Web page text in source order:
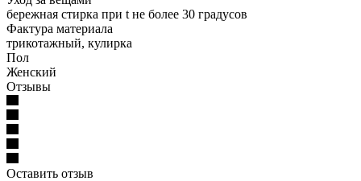
бережная стирка при t не более 30 градусов
Фактура материала
трикотажный, кулирка
Пол
Женский
Отзывы
Оставить отзыв